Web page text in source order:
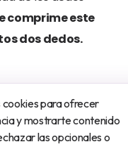
comprime este
dos dedos.
cookies para ofrecer
y mostrarte contenido
las opcionales o